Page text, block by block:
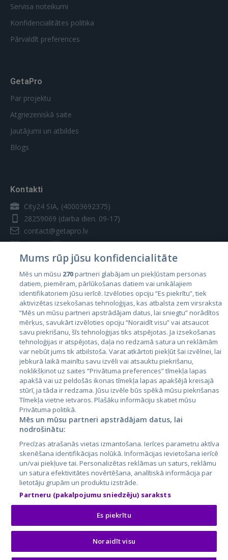
Servisa noteikumi
Konfidencialitātes politika
Pārvaldīt preferences
GetaPro
Par projektu
Atgriezeniskā saite
Jautājumi un atbildes
Blogs
Kontakti
City24 SIA, (40003692375)
28259069 (darba dien. 09-17)
contact@getapro.lv
Valstis
Igaunija
Latvija
Lietuva
City24.lv
City24.ee
GetaPro.lv
GetaPro.ee
Skelbiu.lt
Autoplius.lt
Aruodas.lt
Kainos.lt
Paslaugos.lt
auto24.ee
KV.ee
Osta.ee
KuldneBörs.ee
Mums rūp jūsu konfidencialitāte
Mēs un mūsu 270partneri glabājam un piekļūstam personas
datiem, piemēram, pārlūkošanas datiem vai unikālajiem
identifikatoriem jūsu ierīcē. Izvēloties opciju “Es piekrītu”, tiek
aktivizētas izsekošanas tehnoloģijas, kas atbalsta zem virsraksta
“Mēs un mūsu partneri apstrādājam datus, lai sniegtu” norādītos
mērķus, savukārt izvēloties opciju “Noraidīt visu” vai atsaucot
savu piekrišanu, šīs tehnoloģijas tiks atspējotas. Ja izsekošanas
tehnoloģijas ir atspējotas, daļa no redzamā satura un reklāmām
var nebūt jums tik atbilstoša. Varat atkārtoti piekļūt šai izvēlnei, lai
jebkurā laikā mainītu savu izvēli vai atsauktu piekrišanu,
noklikšķinot uz saites “Privātuma preferences” tīmekļa lapas
apakšā vai uz peldošās ikonas tīmekļa lapas apakšējā kreisajā
stūrī, ja tāda ir redzama. Jūsu izvēle būs spēkā mūsu piekrišanas
Tīmekļa vietne ietvaros. Plašāku informāciju skatiet mūsu
Privātuma politikā.
Mēs un mūsu partneri apstrādājam datus, lai
nodrošinātu:
Precīzas atrašanās vietas izmantošana. Ierīces parametru aktīva
skenēšana identifikācijas nolūkā. Informācijas ievietošana ierīcē
un/vai piekļuve tai. Personalizētas reklāmas un saturs, reklāmu
un satura efektivitātes novērtēšana, analītiskā informācija par
lietotāju grupām un produktu izstrāde.
Partneru (pakalpojumu sniedzēju) saraksts
Es piekrītu
Noraidīt visu